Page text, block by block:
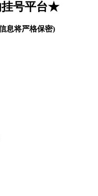
号平台★
息将严格保密)